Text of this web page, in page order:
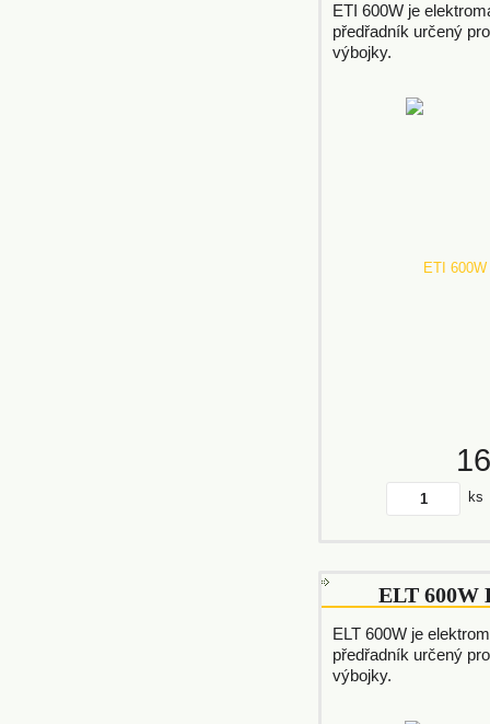
ETI 600W je
předřadník určený
výbojky.
ks
ELT 600W
ELT 600W je
předřadník určený
výbojky.